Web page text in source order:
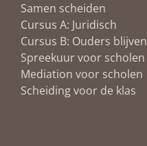
Samen scheiden
Cursus A: Juridisch
Cursus B: Ouders blijven
Spreekuur voor scholen
Mediation voor scholen
Scheiding voor de klas